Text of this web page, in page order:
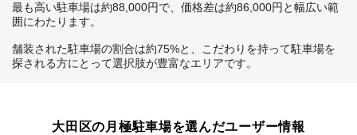
最も高い駐車場は約88,000円で、価格差は約86,000円と幅広い範
囲にわたります。
舗装された駐車場の割合は約75%と、こだわりを持って駐車場を
探される方にとって選択肢が豊富なエリアです。
大田区の月極駐車場を選んだユーザー情報